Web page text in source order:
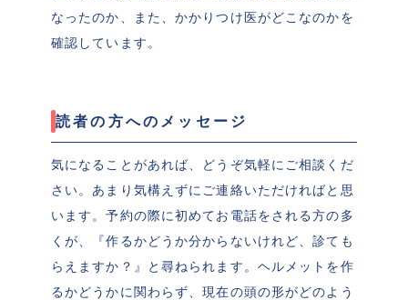
なったのか、また、かかりつけ医がどこなのかを
確認しています。
読者の方へのメッセージ
気になることがあれば、どうぞ気軽にご相談くだ
さい。あまり気構えずにご連絡いただければと思
います。予約の際に初めてお電話をされる方の多
くが、『作るかどうか分からないけれど、診ても
らえますか？』と尋ねられます。ヘルメットを作
るかどうかに関わらず、現在の頭の形がどのよう